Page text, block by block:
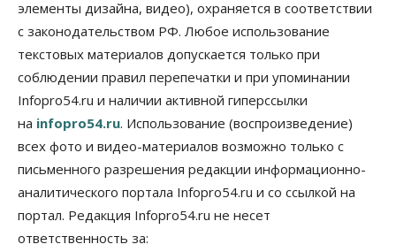
Авто
Продажи подержанных электромобилей в
Новосибирской области растут второй месяц
08 Августа 2026, 13:00
Детские центры Новосибирска
перегибают с «педагогикой успеха», считает
психолог
08 Августа 2026, 11:00
Бизнес Общество
Союз продавцов маркетплейсов
обратился в правительство РФ из-за атак на WB
08 Августа 2026, 10:00
элементы дизайна, видео), охраняется в соответствии
с законодательством РФ. Любое использование
текстовых материалов допускается только при
соблюдении правил перепечатки и при упоминании
Infopro54.ru и наличии активной гиперссылки
на infopro54.ru. Использование (воспроизведение)
всех фото и видео-материалов возможно только с
письменного разрешения редакции информационно-
аналитического портала Infopro54.ru и со ссылкой на
портал. Редакция Infopro54.ru не несет
ответственность за: